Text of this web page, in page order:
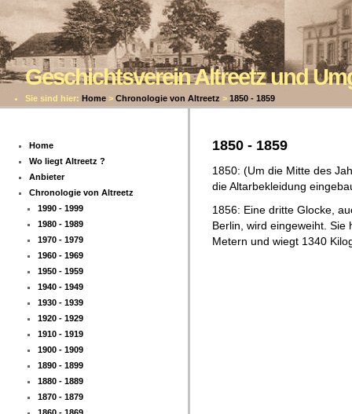
Geschichtsverein Altreetz und
Sie sind hier: Home > Chronologie von Altreetz > 1850 - 1859
Home
Wo liegt Altreetz ?
Anbieter
Chronologie von Altreetz
1990 - 1999
1980 - 1989
1970 - 1979
1960 - 1969
1950 - 1959
1940 - 1949
1930 - 1939
1920 - 1929
1910 - 1919
1900 - 1909
1890 - 1899
1880 - 1889
1870 - 1879
1850 - 1859
1850: (Um die Mitte des
die Altarbekleidung
1856: Eine dritte Glocke,
Berlin, wird eingeweiht.
Metern und wiegt 1340